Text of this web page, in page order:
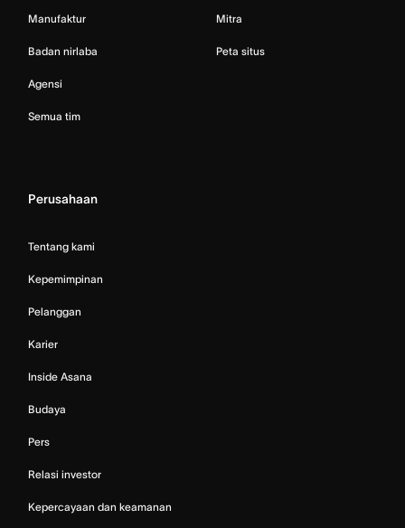
Manufaktur
Badan nirlaba
Agensi
Semua tim
Mitra
Peta situs
Perusahaan
Tentang kami
Kepemimpinan
Pelanggan
Karier
Inside Asana
Budaya
Pers
Relasi investor
Kepercayaan dan keamanan